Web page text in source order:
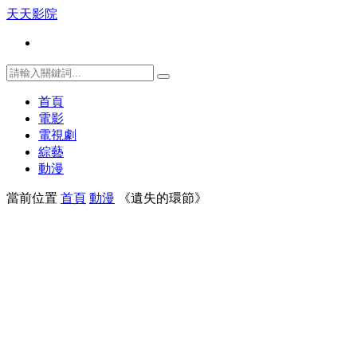
天天影院
首頁
電影
電視劇
綜藝
動漫
當前位置 首頁 動漫 《遺失的環節》